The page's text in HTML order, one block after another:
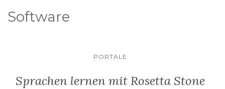
Software
PORTALE
Sprachen lernen mit Rosetta Stone